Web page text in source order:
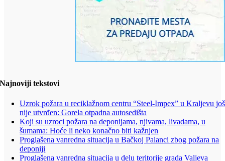
Najnoviji tekstovi
Uzrok požara u reciklažnom centru “Steel-Impex” u Kraljevu još
nije utvrđen: Gorela otpadna autosedišta
Koji su uzroci požara na deponijama, njivama, livadama, u
šumama: Hoće li neko konačno biti kažnjen
Proglašena vanredna situacija u Bačkoj Palanci zbog požara na
deponiji
Proglašena vanredna situacija u delu teritorije grada Valjeva